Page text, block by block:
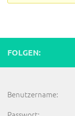
FOLGEN:
Benutzername: